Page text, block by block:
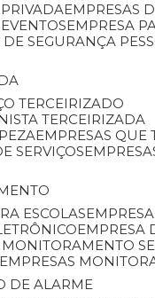
EMPRESAS
EMPRESA
DE SEGURANÇA
TERCEIRIZADO
TERCEIRIZADA
EMPRESAS
SERVIÇOS
ESCOLAS
MONITORAMENTO
EMPRESAS
DE ALARME